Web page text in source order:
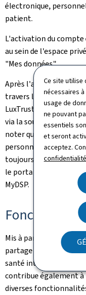
Ce site utilise
nécessaires
usage de
ne pouvant
essentiels
et seront
acceptez.
confidentialité
électronique,
patient.
L'activation du compte
au sein de l'espace
"Mes données".
Après l'activation,
travers l'espace privé:
LuxTrust sur
via la source
noter que, dans un
personnes ne
toujours activer leur
le portail eSanté (
MyDSP.
Mis à part le fait que le
partage de ses
santé intervenant dans
contribue également
diverses